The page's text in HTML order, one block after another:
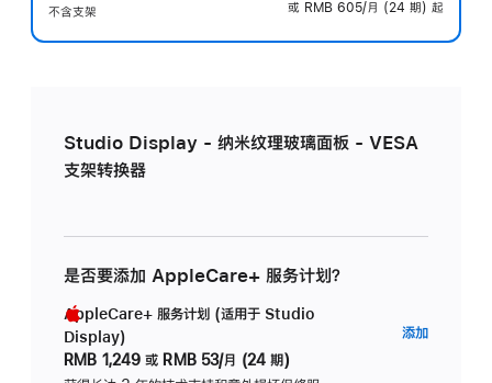
不含支架
或 RMB 605/月 (24 期) 起
Studio Display - 纳米纹理玻璃面板 - VESA
支架转换器
是否要添加 AppleCare+ 服务计划？
AppleCare+ 服务计划 (适用于 Studio
Display)
RMB 1,249 或 RMB 53/月 (24 期)
添加